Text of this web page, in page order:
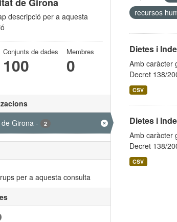
descripció per a aquesta
Conjunts de dades
100
Membres
0
Girona - 2
per a aquesta consulta
recursos
Dietes i
Amb caràcter
Decret 138/
CSV
Dietes i
Amb caràcter
Decret 138/
CSV